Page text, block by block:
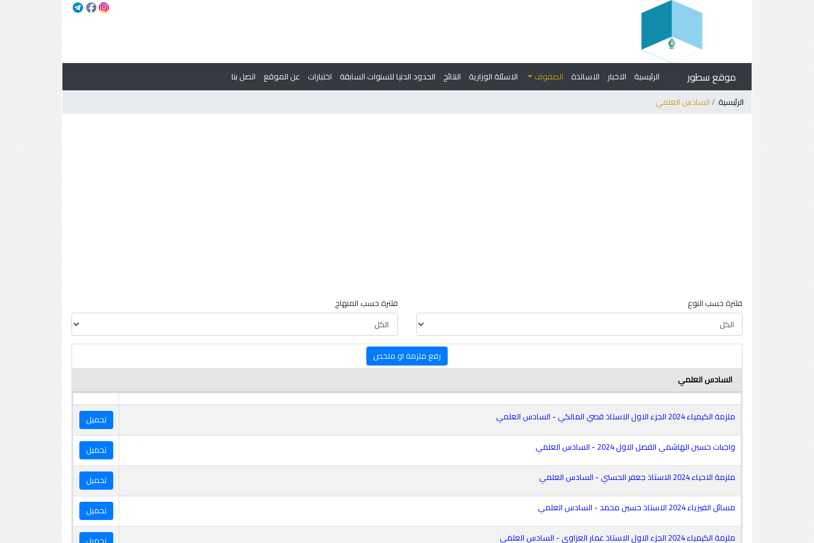
موقع سطور الرئيسية الاخبار الاساتذة الصفوف الاسئلة الوزارية النتائج الحدود الدنيا للسنوات السابقة اختبارات عن الموقع
اتصل بنا
الرئيسية
السادس العلمي
فلترة حسب النوع فلترة حسب المنهاج
رفع ملزمة او ملخص
السادس العلمي
ملزمة الكيمياء 2024 الجزء الاول الاستاذ قصي المالكي - السادس العلمي
تحميل
واجبات حسين الهاشمي الفصل الاول 2024 - السادس العلمي
تحميل
ملزمة الاحياء 2024 الاستاذ جعفر الحسني - السادس العلمي
تحميل
مسائل الفيزياء 2024 الاستاذ حسين محمد - السادس العلمي
تحميل
ملزمة الكيمياء 2024 الجزء الاول الاستاذ عمار العزاوي - السادس العلمي